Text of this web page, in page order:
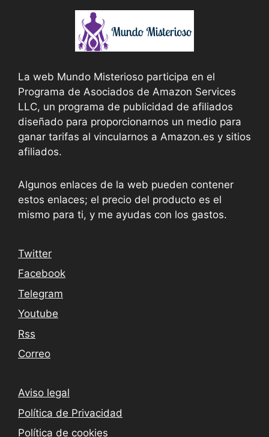
La web Mundo Misterioso participa en el
Programa de Asociados de Amazon Services
LLC, un programa de publicidad de afiliados
diseñado para proporcionarnos un medio para
ganar tarifas al vincularnos a Amazon.es y sitios
afiliados.
Algunos enlaces de la web pueden contener
estos enlaces; el precio del producto es el
mismo para ti, y me ayudas con los gastos.
Twitter
Facebook
Telegram
Youtube
Rss
Correo
Aviso legal
Política de Privacidad
Política de cookies